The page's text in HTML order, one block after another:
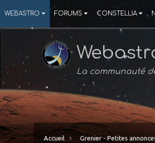
WEBASTRO FORUMS CONSTELLIA
La communauté
Accueil Grenier - Petites